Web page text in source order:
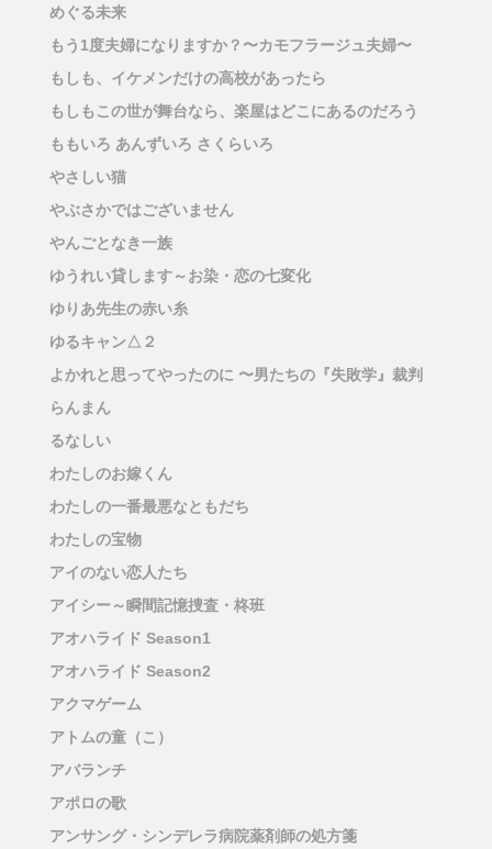
めぐる未来
もう1度夫婦になりますか？〜カモフラージュ夫婦〜
もしも、イケメンだけの高校があったら
もしもこの世が舞台なら、楽屋はどこにあるのだろう
ももいろ あんずいろ さくらいろ
やさしい猫
やぶさかではございません
やんごとなき一族
ゆうれい貸します～お染・恋の七変化
ゆりあ先生の赤い糸
ゆるキャン△２
よかれと思ってやったのに 〜男たちの『失敗学』裁判
らんまん
るなしい
わたしのお嫁くん
わたしの一番最悪なともだち
わたしの宝物
アイのない恋人たち
アイシー～瞬間記憶捜査・柊班
アオハライド Season1
アオハライド Season2
アクマゲーム
アトムの童（こ）
アバランチ
アポロの歌
アンサング・シンデレラ病院薬剤師の処方箋